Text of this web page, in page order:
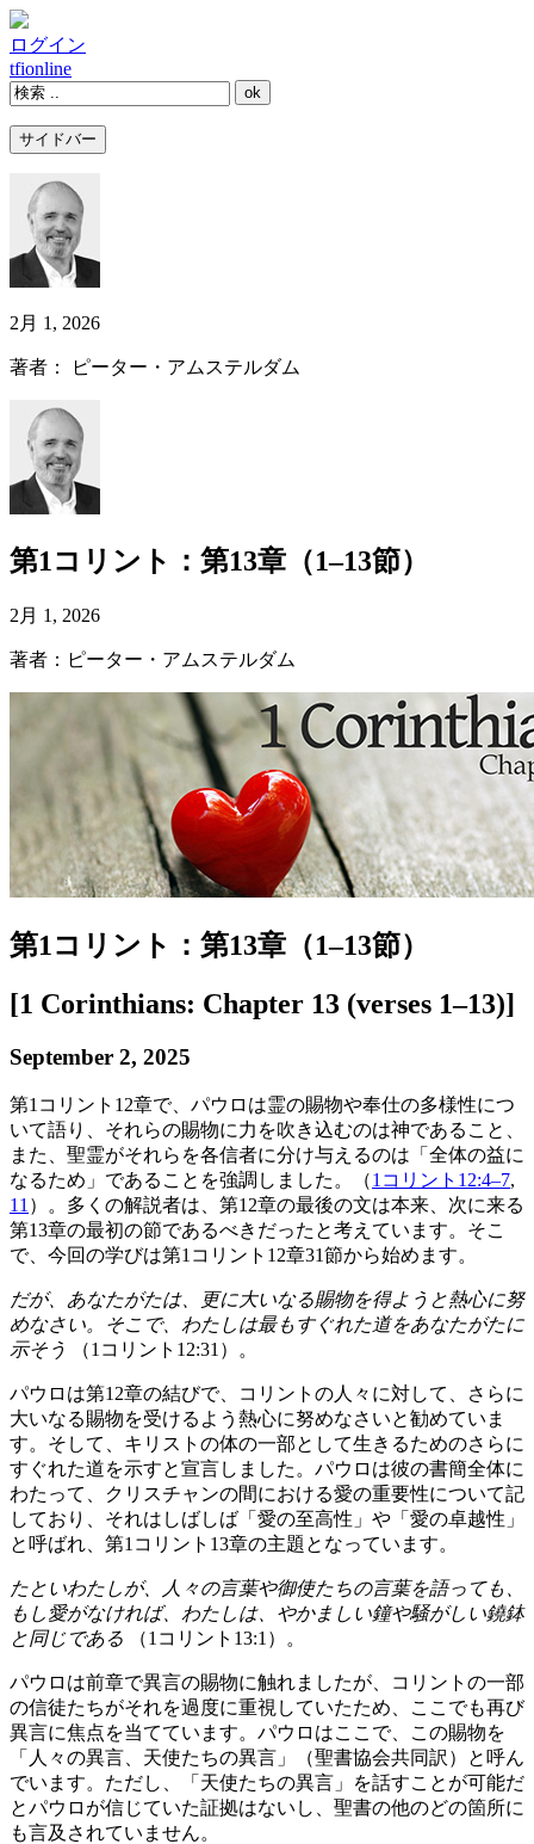
ログイン
tfionline
サイドバー
2月 1, 2026
著者： ピーター・アムステルダム
第1コリント：第13章（1–13節）
2月 1, 2026
著者：ピーター・アムステルダム
第1コリント：第13章（1–13節）
[1 Corinthians: Chapter 13 (verses 1–13)]
September 2, 2025
第1コリント12章で、パウロは霊の賜物や奉仕の多様性につ
いて語り、それらの賜物に力を吹き込むのは神であること、
また、聖霊がそれらを各信者に分け与えるのは「全体の益に
なるため」であることを強調しました。（1コリント12:4–7,
11 ）。多くの解説者は、第12章の最後の文は本来、次に来る
第13章の最初の節であるべきだったと考えています。そこ
で、今回の学びは第1コリント12章31節から始めます。
だが、あなたがたは、更に大いなる賜物を得ようと熱心に努
めなさい。そこで、わたしは最もすぐれた道をあなたがたに
示そう
（1コリント12:31）。
パウロは第12章の結びで、コリントの人々に対して、さらに
大いなる賜物を受けるよう熱心に努めなさいと勧めていま
す。そして、キリストの体の一部として生きるためのさらに
すぐれた道を示すと宣言しました。パウロは彼の書簡全体に
わたって、クリスチャンの間における愛の重要性について記
しており、それはしばしば「愛の至高性」や「愛の卓越性」
と呼ばれ、第1コリント13章の主題となっています。
たといわたしが、人々の言葉や御使たちの言葉を語っても、
もし愛がなければ、わたしは、やかましい鐘や騒がしい鐃鉢
と同じである （1コリント13:1）。
パウロは前章で異言の賜物に触れましたが、コリントの一部
の信徒たちがそれを過度に重視していたため、ここでも再び
異言に焦点を当てています。パウロはここで、この賜物を
「人々の異言、天使たちの異言」（聖書協会共同訳）と呼ん
でいます。ただし、「天使たちの異言」を話すことが可能だ
とパウロが信じていた証拠はないし、聖書の他のどの箇所に
も言及されていません。